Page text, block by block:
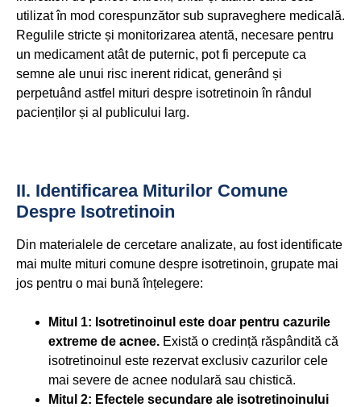
utilizat în mod corespunzător sub supraveghere medicală.
Regulile stricte și monitorizarea atentă, necesare pentru
un medicament atât de puternic, pot fi percepute ca
semne ale unui risc inerent ridicat, generând și
perpetuând astfel mituri despre isotretinoin în rândul
pacienților și al publicului larg.
II. Identificarea Miturilor Comune
Despre Isotretinoin
Din materialele de cercetare analizate, au fost identificate
mai multe mituri comune despre isotretinoin, grupate mai
jos pentru o mai bună înțelegere:
Mitul 1: Isotretinoinul este doar pentru cazurile
extreme de acnee. Există o credință răspândită că
isotretinoinul este rezervat exclusiv cazurilor cele
mai severe de acnee nodulară sau chistică.
Mitul 2: Efectele secundare ale isotretinoinului